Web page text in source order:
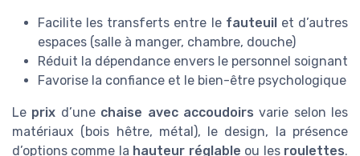
Facilite les transferts entre le fauteuil et d’autres
espaces (salle à manger, chambre, douche)
Réduit la dépendance envers le personnel soignant
Favorise la confiance et le bien-être psychologique
Le prix d’une chaise avec accoudoirs varie selon les
matériaux (bois hêtre, métal), le design, la présence
d’options comme la hauteur réglable ou les roulettes.